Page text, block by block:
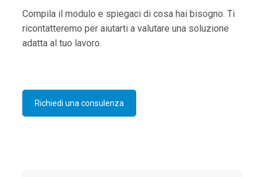
Compila il modulo e spiegaci di cosa hai bisogno. Ti
ricontatteremo per aiutarti a valutare una soluzione
adatta al tuo lavoro.
Richiedi una consulenza